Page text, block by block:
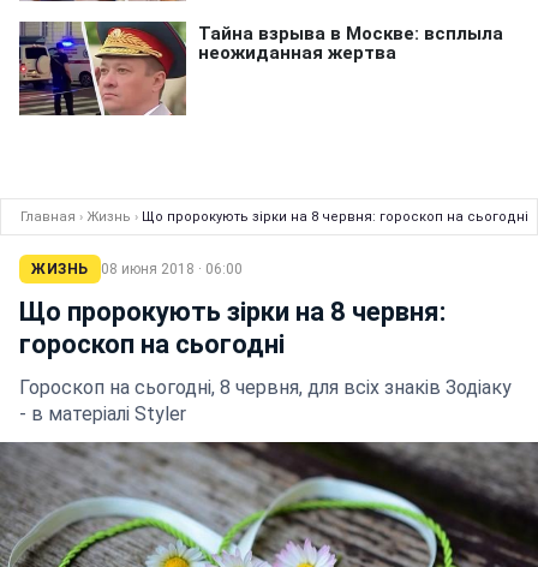
Главная › Жизнь › Що пророкують зірки на 8 червня: гороскоп на сьогодні
ЖИЗНЬ 08 июня 2018 · 06:00
Що пророкують зірки на 8 червня:
гороскоп на сьогодні
Гороскоп на сьогодні, 8 червня, для всіх знаків Зодіаку
- в матеріалі Styler